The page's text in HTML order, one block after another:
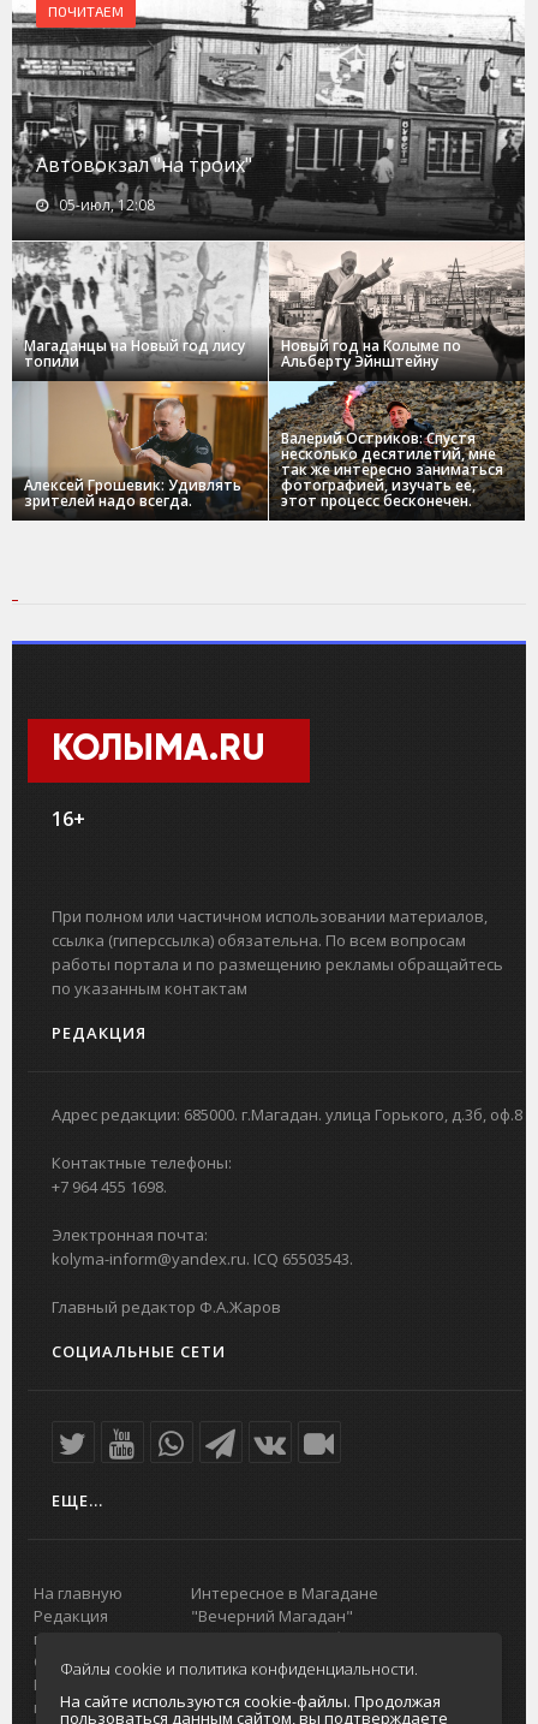
ПОЧИТАЕМ
Автовокзал "на троих"
05-июл, 12:08
Магаданцы на Новый год лису
топили
Новый год на Колыме по
Альберту Эйнштейну
Алексей Грошевик: Удивлять
зрителей надо всегда.
Валерий Остриков: Спустя
несколько десятилетий, мне
так же интересно заниматься
фотографией, изучать ее,
этот процесс бесконечен.
КОЛЫМА.RU
16+
При полном или частичном использовании материалов,
ссылка (гиперссылка) обязательна. По всем вопросам
работы портала и по размещению рекламы обращайтесь
по указанным контактам
РЕДАКЦИЯ
Адрес редакции: 685000. г.Магадан. улица Горького, д.3б, оф.8
Контактные телефоны:
+7 964 455 1698.
Электронная почта:
kolyma-inform@yandex.ru. ICQ 65503543.
Главный редактор Ф.А.Жаров
СОЦИАЛЬНЫЕ СЕТИ
ЕЩЕ...
На главную
Редакция
портала
О проекте
Реклама на
портале
Интересное в Магадане
"Вечерний Магадан"
Реклама
Главный туристический портал
Колымы
Файлы cookie и политика конфиденциальности.
На сайте используются cookie-файлы. Продолжая
пользоваться данным сайтом, вы подтверждаете